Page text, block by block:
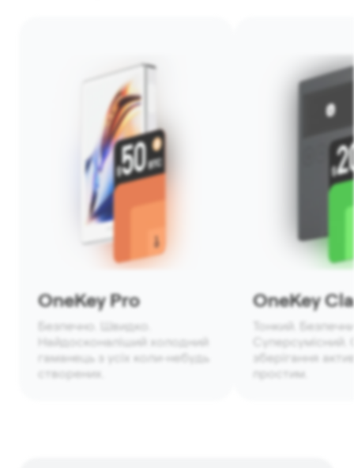
OneKey Pro
Безпечно. Швидко.
Найдосконаліший холодний
гаманець з усіх коли-небудь
створених.
OneKey
Тонкий.
зберігання
простим.